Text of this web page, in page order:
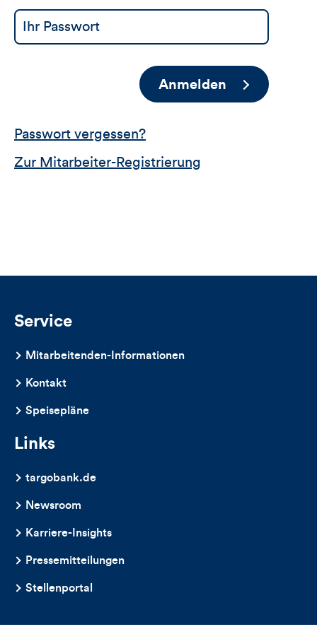
Anmelden
Passwort vergessen?
Zur Mitarbeiter-Registrierung
Service
Mitarbeitenden-Informationen
Kontakt
Speisepläne
Links
targobank.de
Newsroom
Karriere-Insights
Pressemitteilungen
Stellenportal